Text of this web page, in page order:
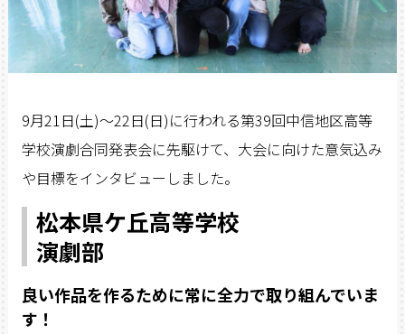
9月21日(土)～22日(日)に行われる第39回中信地区高等
学校演劇合同発表会に先駆けて、 大会に向けた意気込み
や目標をインタビューしました。
松本県ケ丘高等学校
演劇部
良い作品を作るために常に全力で取り組んでいま
す！